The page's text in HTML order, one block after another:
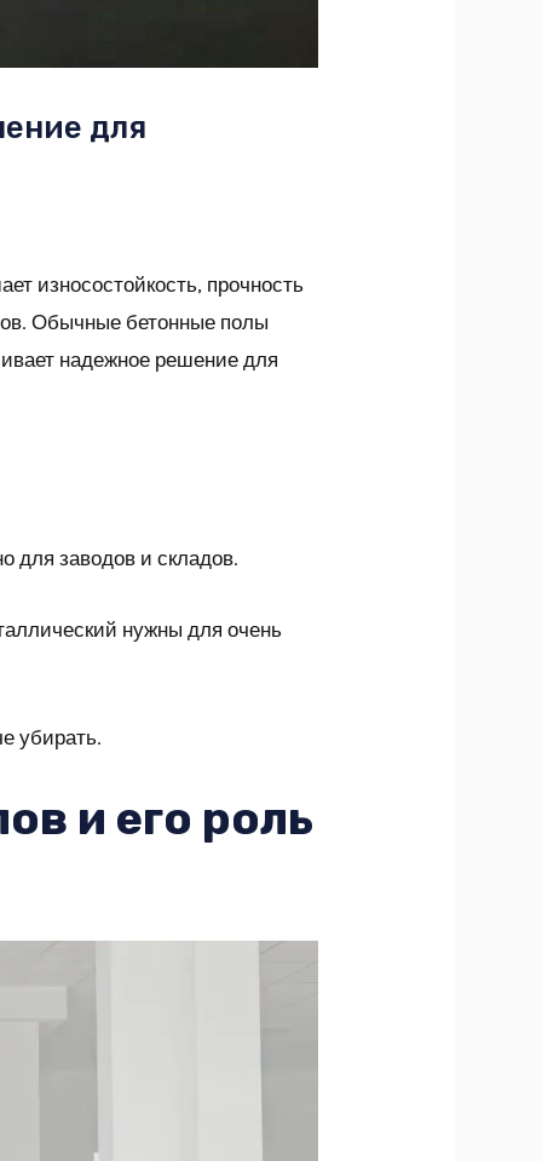
для
износостойкость, прочность
Обычные бетонные полы
надежное решение для
для заводов и складов.
нужны для очень
убирать.
и его роль